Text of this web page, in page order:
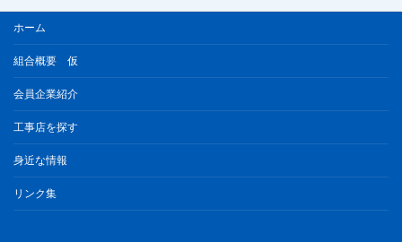
ホーム
組合概要 仮
会員企業紹介
工事店を探す
身近な情報
リンク集